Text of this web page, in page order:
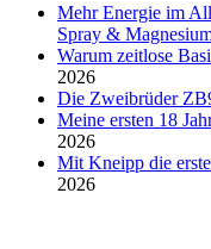
Mehr Energie im
Spray &
Warum zeitlose
2026
Die Zweibrüder
Meine ersten 18
2026
Mit Kneipp die
2026